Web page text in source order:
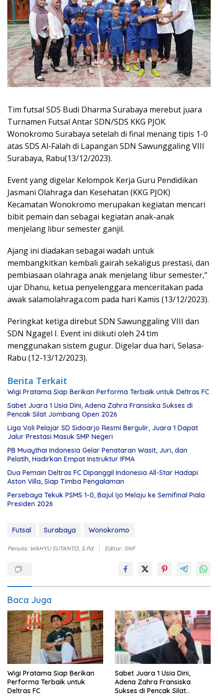
Tim futsal SDS Budi Dharma Surabaya merebut juara
Turnamen Futsal Antar SDN/SDS KKG PJOK
Wonokromo Surabaya setelah di final menang tipis 1-0
atas SDS Al-Falah di Lapangan SDN Sawunggaling VIII
Surabaya, Rabu(13/12/2023).
Event yang digelar Kelompok Kerja Guru Pendidikan
Jasmani Olahraga dan Kesehatan (KKG PJOK)
Kecamatan Wonokromo merupakan kegiatan mencari
bibit pemain dan sebagai kegiatan anak-anak
menjelang libur semester ganjil.
Ajang ini diadakan sebagai wadah untuk
membangkitkan kembali gairah sekaligus prestasi, dan
pembiasaan olahraga anak menjelang libur semester,”
ujar Dhanu, ketua penyelenggara menceritakan pada
awak salamolahraga.com pada hari Kamis (13/12/2023).
Peringkat ketiga direbut SDN Sawunggaling VIII dan
SDN Ngagel I. Event ini diikuti oleh 24 tim
menggunakan sistem gugur. Digelar dua hari, Selasa-
Rabu (12-13/12/2023).
Berita Terkait
Wigi Pratama Siap Berikan Performa Terbaik untuk Deltras FC
Sabet Juara 1 Usia Dini, Adena Zahra Fransiska Sukses di
Pencak Silat Jombang Open 2026
Liga Voli Pelajar SD Sidoarjo Resmi Bergulir, Juara 1 Dapat
Jalur Prestasi Masuk SMP Negeri
PB Muaythai Indonesia Gelar Penataran Wasit, Juri, dan
Pelatih, Hadirkan Empat Instruktur IFMA
Dua Pemain Deltras FC Dipanggil Indonesia All-Star Hadapi
Aston Villa, Siap Timba Pengalaman
Persebaya Tekuk PSMS 1-0, Bajul Ijo Melaju ke Semifinal Piala
Presiden 2026
Futsal Surabaya Wonokromo
Penulis: WAHYU SUTANTO, S.Pd. Editor: SNF
Baca Juga
Wigi Pratama Siap Berikan
Performa Terbaik untuk
Deltras FC
Sabet Juara 1 Usia Dini,
Adena Zahra Fransiska
Sukses di Pencak Silat